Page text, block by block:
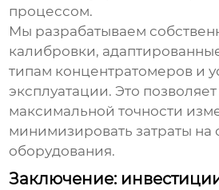
процессом.
Мы разрабатываем
калибровки,
типам концентратомеров и
эксплуатации. Это
максимальной точности
минимизировать затраты на
оборудования.
Заключение: